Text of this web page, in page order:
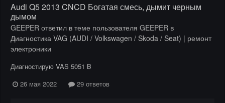
Audi Q5 2013 CNCD Богатая смесь, дымит черным
дымом
GEEPER ответил в теме пользователя GEEPER в
Диагностика VAG (AUDI / Volkswagen / Skoda / Seat) | ремонт
электроники
Диагностирую VAS 5051 B
26 мая 2022
29 ответов